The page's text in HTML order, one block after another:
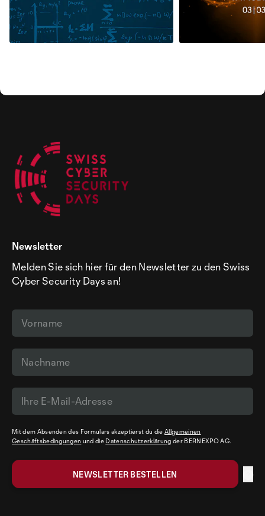
Newsletter
Melden Sie sich hier für den Newsletter zu den Swiss
Cyber Security Days an!
Mit dem Absenden des Formulars akzeptierst du dieAllgemeinen
Geschäftsbedingungen und die Datenschutzerklärung der BERNEXPO AG.